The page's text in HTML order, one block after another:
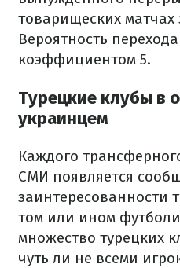
товарищеских матчах
Вероятность
коэффициентом 5.
Турецкие клубы в
украинцем
Каждого
СМИ появляется
заинтересованности
том или ином
множество турецких
чуть ли не всеми